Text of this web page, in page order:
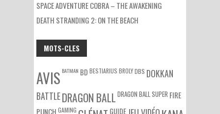
SPACE ADVENTURE COBRA – THE AWAKENING
DEATH STRANDING 2: ON THE BEACH
MOTS-CLES
AVIS BATMAN BD BESTIARIUS BROLYDBS DOKKAN
BATTLEDRAGON BALL DRAGON BALL SUPER FIRE
PUNCH GAMING GUIDE